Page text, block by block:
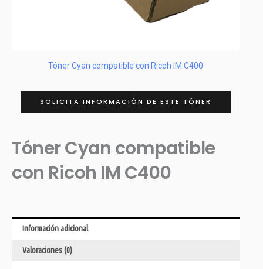
Tóner Cyan compatible con Ricoh IM C400
SOLICITA INFORMACIÓN DE ESTE TÓNER
Tóner Cyan compatible
con Ricoh IM C400
Información adicional
Valoraciones (0)